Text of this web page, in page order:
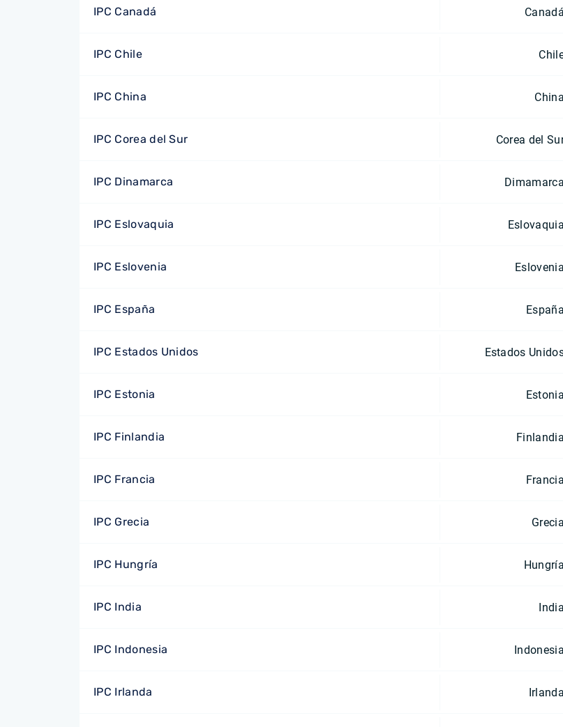
IPC Canadá Canadá
IPC Chile
IPC China China
IPC Corea del Sur Corea del
IPC Dinamarca Dimamarca
IPC Eslovaquia Eslovaquia
IPC Eslovenia Eslovenia
IPC España España
IPC Estados Unidos Estados
IPC Estonia Estonia
IPC Finlandia Finlandia
IPC Francia Francia
IPC Grecia Grecia
IPC Hungría Hungría
IPC India India
IPC Indonesia Indonesia
IPC Irlanda Irlanda